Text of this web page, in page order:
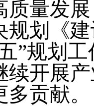
质量发
规划《
”规划
续开展
贡献。